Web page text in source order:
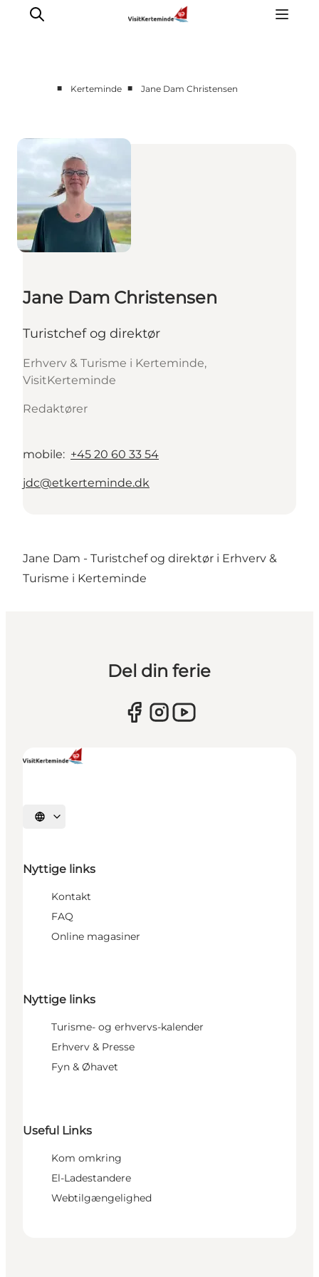
Aktiviteter
Spis godt
Sov godt
Planlæg din ferie
Det sker
Sommerbus
■ Kerteminde ■ Jane Dam Christensen
Jane Dam Christensen
Turistchef og direktør
Erhverv & Turisme i Kerteminde,
VisitKerteminde
Redaktører
mobile: +45 20 60 33 54
jdc@etkerteminde.dk
Jane Dam - Turistchef og direktør i Erhverv &
Turisme i Kerteminde
Del din ferie
Vælg sprog
Nyttige links
Kontakt
FAQ
Online magasiner
Nyttige links
Turisme- og erhvervs-kalender
Erhverv & Presse
Fyn & Øhavet
Useful Links
Kom omkring
El-Ladestandere
Webtilgængelighed